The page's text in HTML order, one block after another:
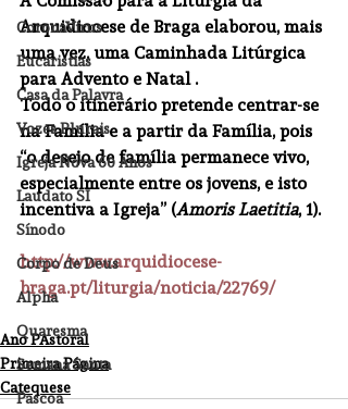
CoronaVirus
Eucaristias
Casa da Palavra
Vozes Plurais
Igreja Nova 60 Anos
Laudato SI
Sínodo
Corpo de Deus
Alpha
Quaresma
Semana Santa
Pascoa
Arquidiocese de Braga elaborou, mais
uma vez, uma Caminhada Litúrgica
para Advento e Natal .
Todo o itinerário pretende centrar-se
na Família e a partir da Família, pois
“o desejo de família permanece vivo,
especialmente entre os jovens, e isto
incentiva a Igreja” (Amoris Laetitia, 1).
http://www.arquidiocese-
braga.pt/liturgia/noticia/22769/
Ano PAstoral
Primeira Página
Catequese